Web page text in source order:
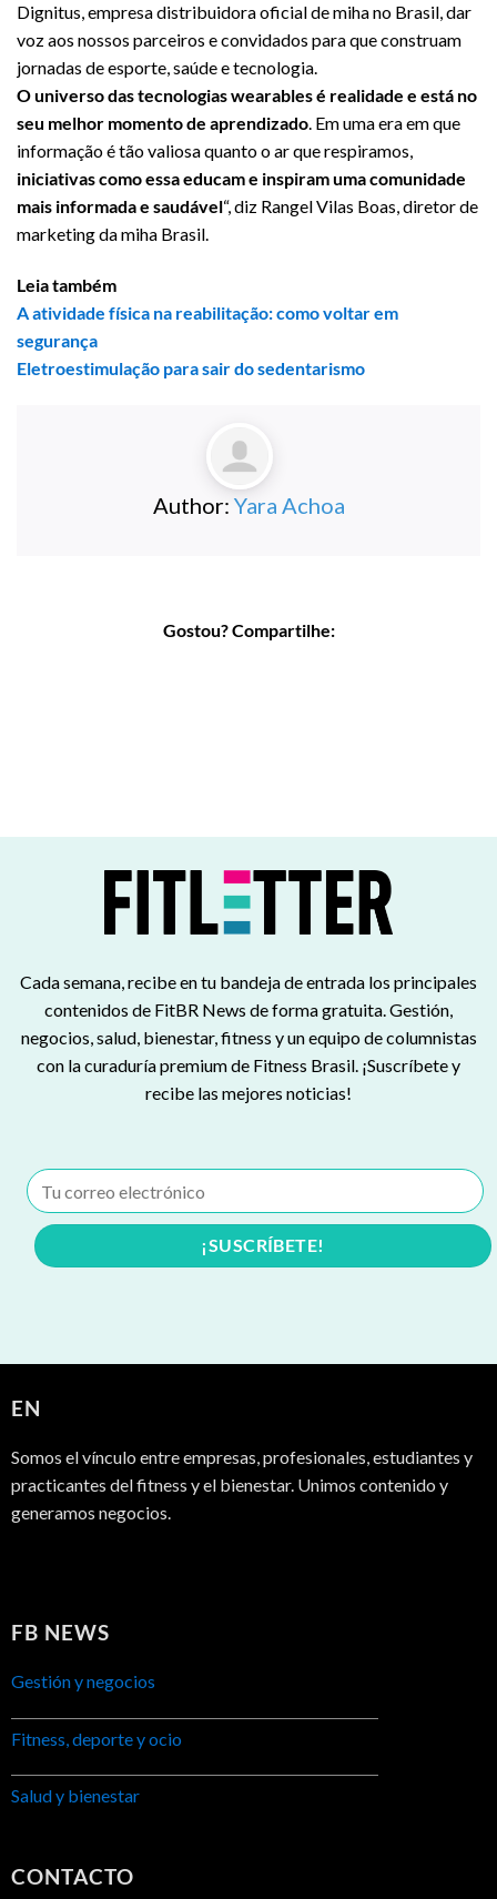
Dignitus, empresa distribuidora oficial de miha no Brasil, dar
voz aos nossos parceiros e convidados para que construam
jornadas de esporte, saúde e tecnologia.
O universo das tecnologias wearables é realidade e está no
seu melhor momento de aprendizado. Em uma era em que
informação é tão valiosa quanto o ar que respiramos,
iniciativas como essa educam e inspiram uma comunidade
mais informada e saudável“, diz Rangel Vilas Boas, diretor de
marketing da miha Brasil.
Leia também
A atividade física na reabilitação: como voltar em
segurança
Eletroestimulação para sair do sedentarismo
Author: Yara Achoa
Gostou? Compartilhe:
Cada semana, recibe en tu bandeja de entrada los principales
contenidos de FitBR News de forma gratuita. Gestión,
negocios, salud, bienestar, fitness y un equipo de columnistas
con la curaduría premium de Fitness Brasil. ¡Suscríbete y
recibe las mejores noticias!
EN
Somos el vínculo entre empresas, profesionales, estudiantes y
practicantes del fitness y el bienestar. Unimos contenido y
generamos negocios.
FB NEWS
Gestión y negocios
Fitness, deporte y ocio
Salud y bienestar
CONTACTO